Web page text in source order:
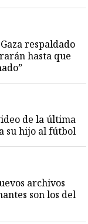
respaldado
hasta que
de la última
su hijo al fútbol
archivos
son los del